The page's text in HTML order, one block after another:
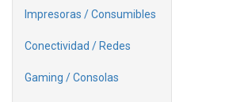
Impresoras / Consumibles
Conectividad / Redes
Gaming / Consolas